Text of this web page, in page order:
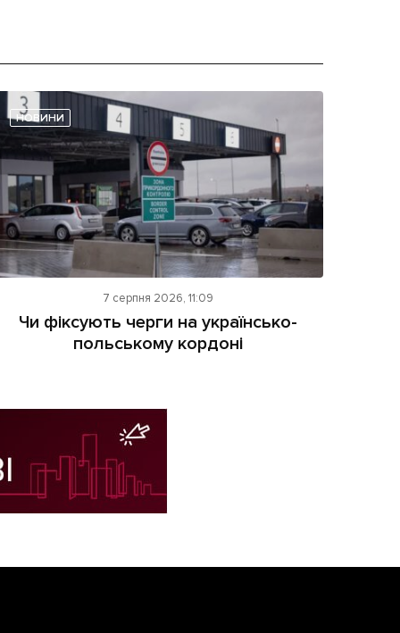
НОВИНИ
7 серпня 2026, 11:09
Чи фіксують черги на українсько-
польському кордоні